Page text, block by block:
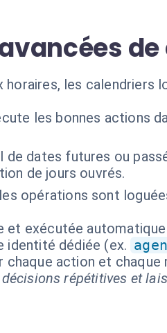
les calendriers
les bonnes actions
de dates futures ou
de jours ouvrés.
opérations sont
et exécutée
identité dédiée (ex.
action et chaque
répétitives et